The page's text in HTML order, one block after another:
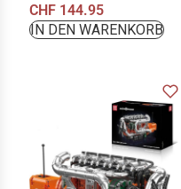
CHF 144.95
IN DEN WARENKORB